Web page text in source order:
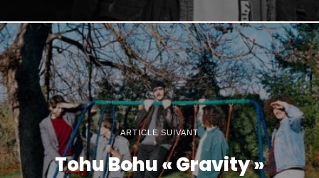
ARTICLE SUIVANT
Tohu Bohu « Gravity »